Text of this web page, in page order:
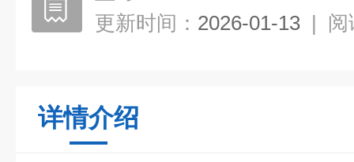
更新时间： 2026-01-13 | 阅
详情介绍